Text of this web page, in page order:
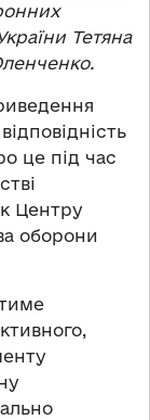
Тетяна
це під час
Центру
оборони